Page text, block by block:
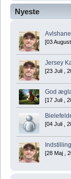
Nyeste
[03
Jersey
[23 Juli ,
God
[17 Juli ,
[04 Juli ,
[28 Maj ,